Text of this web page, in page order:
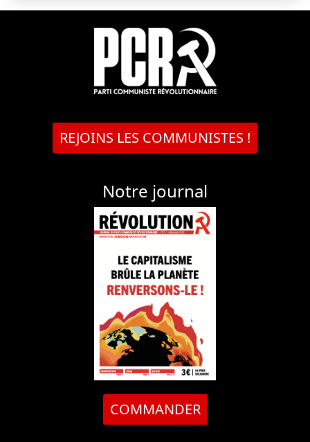
REJOINS LES COMMUNISTES !
Notre journal
COMMANDER